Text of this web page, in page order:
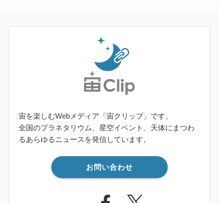
宙を楽しむWebメディア「宙クリップ」です。
全国のプラネタリウム、星空イベント、天体にまつわ
るあらゆるニュースを発信しています。
お問い合わせ